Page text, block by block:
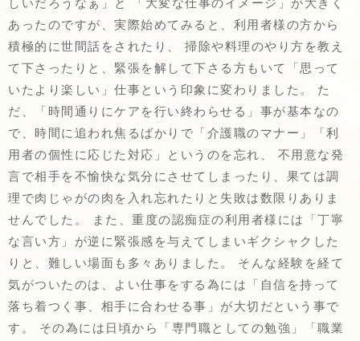
しいだろうなぁ」と 「大変な仕事のイメージ」が大きく
あったのですが、実際始めてみると、利用者様の方から
積極的に世間話をされたり、 掃除や料理のやり方を教え
て下さったりと、緊張を解して下さる方もいて「思って
いたより楽しい」仕事という印象に変わりました。 た
だ、「時間通りにケアを行い終わらせる」事が基本なの
で、時間に追われ焦るばかりで「介護職のマナー」「利
用者の個性に応じた対応」というのを忘れ、 不用意な発
言で相手を不愉快な気分にさせてしまったり、果ては調
理で肉じゃがの肉を入れ忘れたりと失敗は数限りありま
せんでした。 また、重度の認痴症の利用者様には「丁寧
な言い方」が逆に緊張感を与えてしまいギクシャクした
りと、難しい場面も多々ありました。 そんな経験を経て
気がついたのは、よい仕事をする為には「自信を持って
落ち着つく事、相手に合わせる事」が大切だという事で
す。 その為には日頃から「専門職としての勉強」「職業